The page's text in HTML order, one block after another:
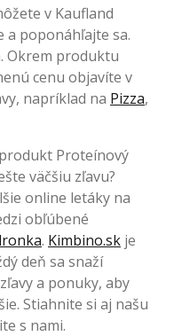
v Kaufland
a poponáhľajte sa.
Okrem produktu
cenu objavíte v
napríklad na Pizza,
Proteínový
väčšiu zľavu?
online letáky na
obľúbené
. Kimbino.sk je
deň sa snaží
a ponuky, aby
Stiahnite si aj našu
s nami.